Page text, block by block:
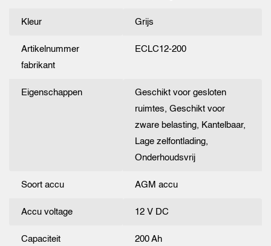
Kleur Grijs
Artikelnummer
fabrikant
ECLC12-200
Eigenschappen
Geschikt voor gesloten
ruimtes, Geschikt voor
zware belasting, Kantelbaar,
Lage zelfontlading,
Onderhoudsvrij
Soort accu AGM accu
Accu voltage 12 V DC
Capaciteit 200 Ah